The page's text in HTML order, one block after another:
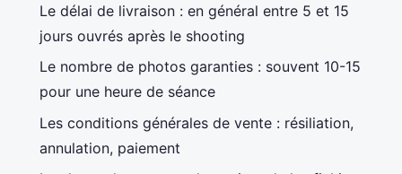
Le délai de livraison : en général entre 5 et 15
jours ouvrés après le shooting
Le nombre de photos garanties : souvent 10-15
pour une heure de séance
Les conditions générales de vente : résiliation,
annulation, paiement